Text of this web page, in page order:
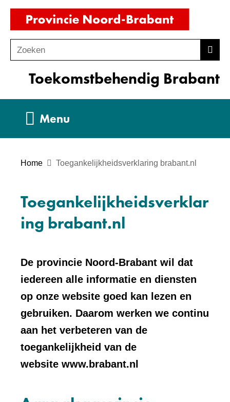
Ga
de
inhoud
o
Zoeken
Toekomstbehendig Brabant
Menu
Home Toegankelijkheidsverklaring brabant.nl
Toegankelijkheidsverklar
ing brabant.nl
De provincie Noord-Brabant wil dat
iedereen alle informatie en diensten
op onze website goed kan lezen en
gebruiken. Daarom werken we continu
aan het verbeteren van de
toegankelijkheid van de
website www.brabant.nl